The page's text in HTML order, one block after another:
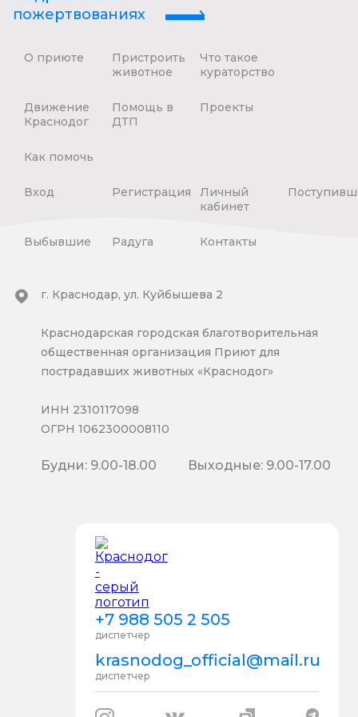
пожертвованиях
О приюте
Пристроить
животное
Что такое
кураторство
Движение
Краснодог
Помощь в
ДТП
Проекты
Как помочь
Вход Регистрация
Личный
кабинет
Выбывшие Радуга Контакты
+7 988 505 2 505
диспетчер
krasnodog_official@mail.ru
диспетчер
г. Краснодар, ул. Куйбышева 2
Краснодарская городская благотворительная
общественная организация Приют для
пострадавших животных «Краснодог»
ИНН 2310117098
ОГРН 1062300008110
Будни: 9.00-18.00 Выходные: 9.00-17.00